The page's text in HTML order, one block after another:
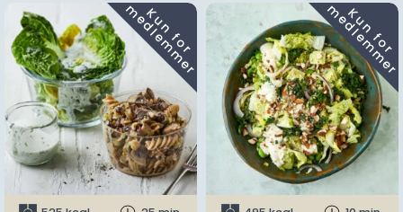
K
u
n
f
o
r
m
e
d
l
e
m
m
e
r K
u
n
f
o
r
m
e
d
l
e
m
m
e
r